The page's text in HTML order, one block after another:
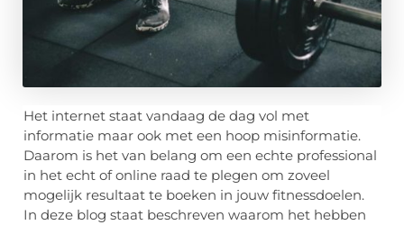
Het internet staat vandaag de dag vol met
informatie maar ook met een hoop misinformatie.
Daarom is het van belang om een echte professional
in het echt of online raad te plegen om zoveel
mogelijk resultaat te boeken in jouw fitnessdoelen.
In deze blog staat beschreven waarom het hebben